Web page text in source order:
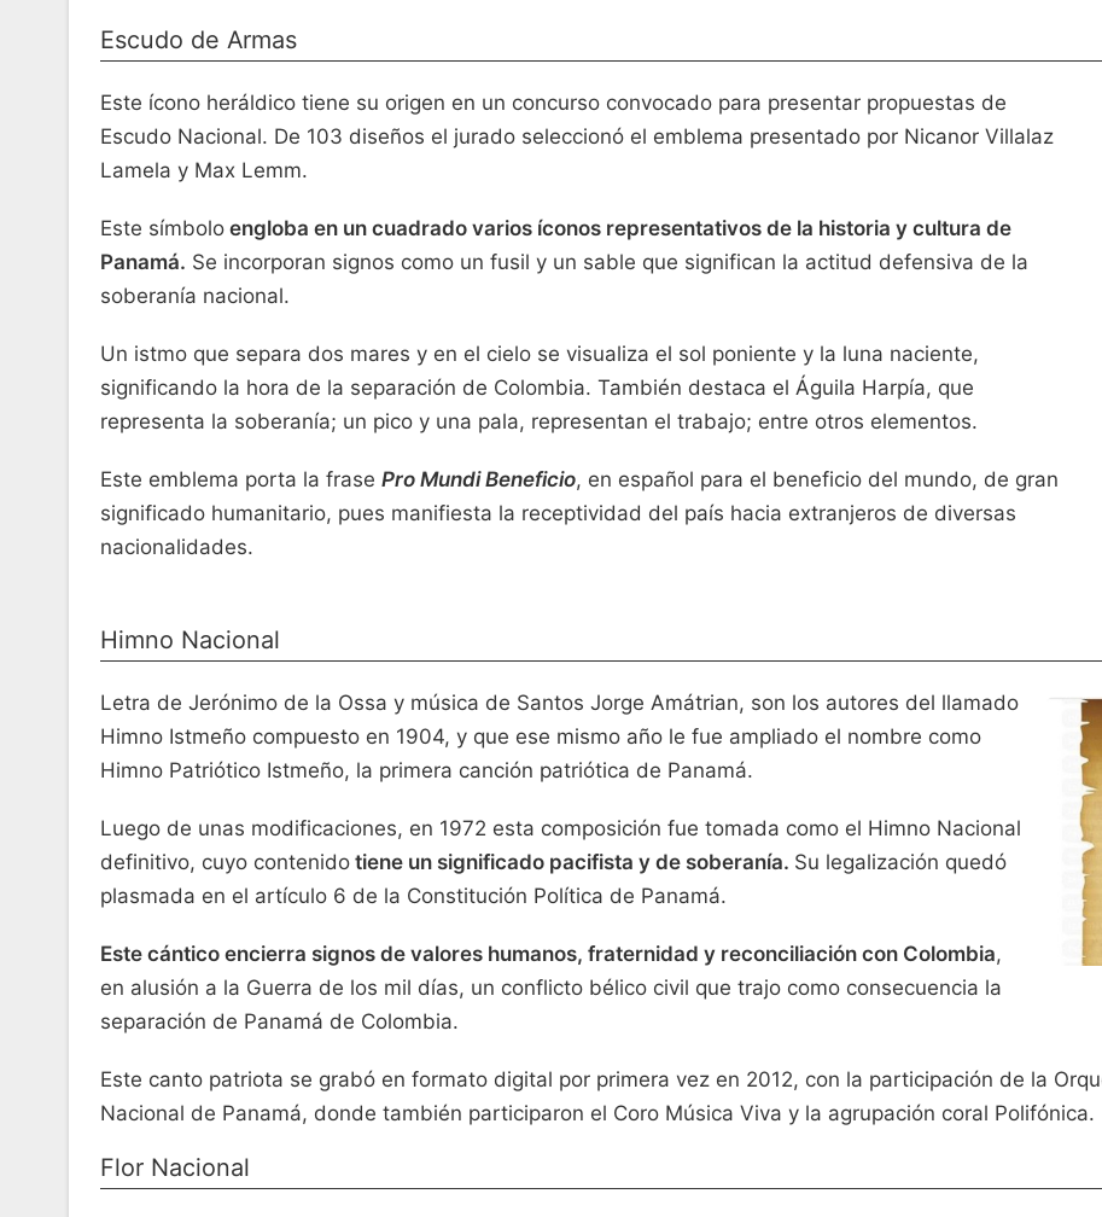
Escudo de Armas
Este ícono heráldico tiene su origen en un concurso convocado para presentar propuestas de
Escudo Nacional. De 103 diseños el jurado seleccionó el emblema presentado por Nicanor Villalaz
Lamela y Max Lemm.
Este símboloengloba en un cuadrado varios íconos representativos de la historia y cultura de
Panamá. Se incorporan signos como un fusil y un sable que significan la actitud defensiva de la
soberanía nacional.
Un istmo que separa dos mares y en el cielo se visualiza el sol poniente y la luna naciente,
significando la hora de la separación de Colombia. También destaca el Águila Harpía, que
representa la soberanía; un pico y una pala, representan el trabajo; entre otros elementos.
Este emblema porta la frase Pro Mundi Beneficio, en español para el beneficio del mundo, de gran
significado humanitario, pues manifiesta la receptividad del país hacia extranjeros de diversas
nacionalidades.
Himno Nacional
Letra de Jerónimo de la Ossa y música de Santos Jorge Amátrian, son los autores del llamado
Himno Istmeño compuesto en 1904, y que ese mismo año le fue ampliado el nombre como
Himno Patriótico Istmeño, la primera canción patriótica de Panamá.
Luego de unas modificaciones, en 1972 esta composición fue tomada como el Himno Nacional
definitivo, cuyo contenidotiene un significado pacifista y de soberanía. Su legalización quedó
plasmada en el artículo 6 de la Constitución Política de Panamá.
Este cántico encierra signos de valores humanos, fraternidad y reconciliación con Colombia,
en alusión a la Guerra de los mil días, un conflicto bélico civil que trajo como consecuencia la
separación de Panamá de Colombia.
Este canto patriota se grabó en formato digital por primera vez en 2012, con la participación de la
Nacional de Panamá, donde también participaron el Coro Música Viva y la agrupación coral Polifónica.
Flor Nacional